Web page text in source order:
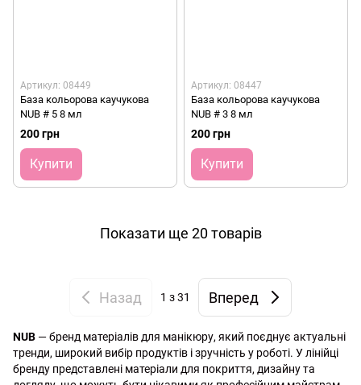
Артикул: 08449
База кольорова каучукова
NUB # 5 8 мл
200 грн
Купити
Артикул: 08447
База кольорова каучукова
NUB # 3 8 мл
200 грн
Купити
Показати ще 20 товарів
Назад 1 з 31 Вперед
NUB — бренд матеріалів для манікюру, який поєднує актуальні
тренди, широкий вибір продуктів і зручність у роботі. У лінійці
бренду представлені матеріали для покриття, дизайну та